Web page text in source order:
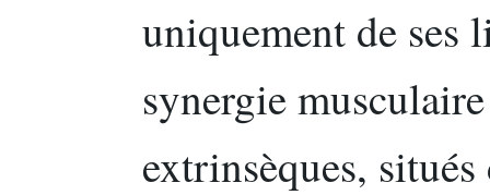
uniquement de ses
synergie
extrinsèques,